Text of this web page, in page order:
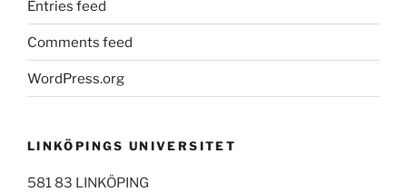
Entries feed
Comments feed
WordPress.org
LINKÖPINGS UNIVERSITET
581 83 LINKÖPING